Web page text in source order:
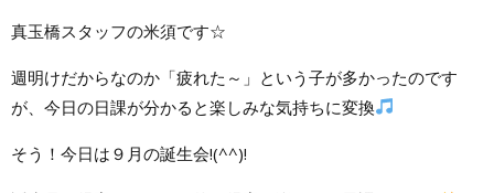
真玉橋スタッフの米須です☆
週明けだからなのか「疲れた～」という子が多かったのです
が、今日の日課が分かると楽しみな気持ちに変換
そう！今日は９月の誕生会!(^^)!